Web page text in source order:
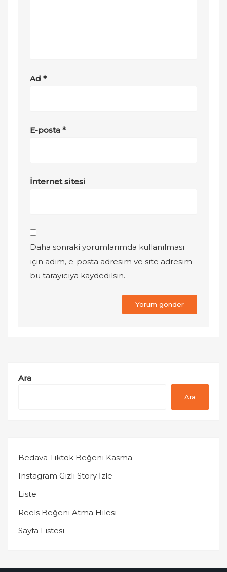
Ad*
E-posta*
İnternet sitesi
Daha sonraki yorumlarımda kullanılması
için adım, e-posta adresim ve site adresim
bu tarayıcıya kaydedilsin.
Ara
Ara
Bedava Tiktok Beğeni Kasma
Instagram Gizli Story İzle
Liste
Reels Beğeni Atma Hilesi
Sayfa Listesi